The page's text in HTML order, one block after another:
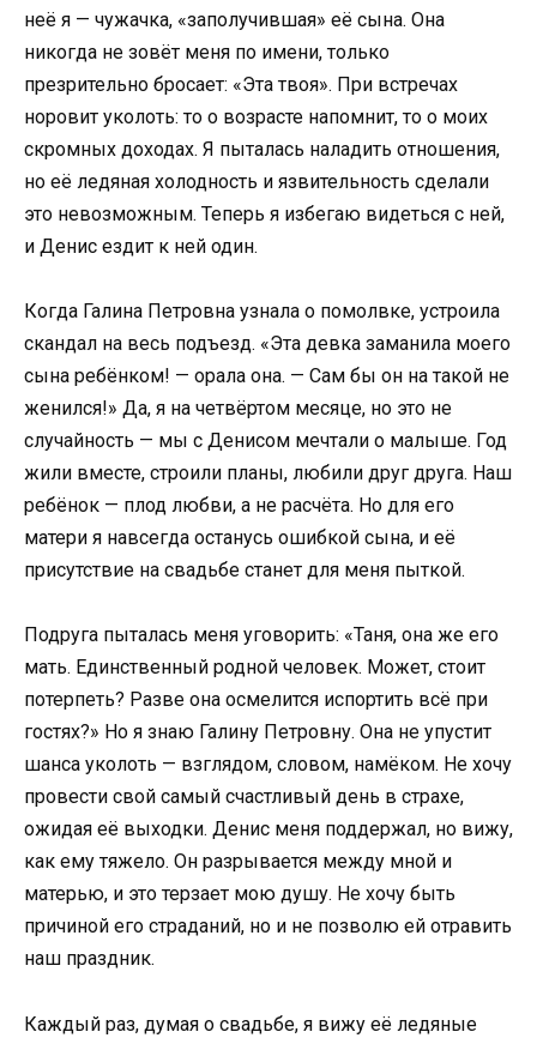
неё я — чужачка, «заполучившая» её сына. Она
никогда не зовёт меня по имени, только
презрительно бросает: «Эта твоя». При встречах
норовит уколоть: то о возрасте напомнит, то о моих
скромных доходах. Я пыталась наладить отношения,
но её ледяная холодность и язвительность сделали
это невозможным. Теперь я избегаю видеться с ней,
и Денис ездит к ней один.
Когда Галина Петровна узнала о помолвке, устроила
скандал на весь подъезд. «Эта девка заманила моего
сына ребёнком! — орала она. — Сам бы он на такой не
женился!» Да, я на четвёртом месяце, но это не
случайность — мы с Денисом мечтали о малыше. Год
жили вместе, строили планы, любили друг друга. Наш
ребёнок — плод любви, а не расчёта. Но для его
матери я навсегда останусь ошибкой сына, и её
присутствие на свадьбе станет для меня пыткой.
Подруга пыталась меня уговорить: «Таня, она же его
мать. Единственный родной человек. Может, стоит
потерпеть? Разве она осмелится испортить всё при
гостях?» Но я знаю Галину Петровну. Она не упустит
шанса уколоть — взглядом, словом, намёком. Не хочу
провести свой самый счастливый день в страхе,
ожидая её выходки. Денис меня поддержал, но вижу,
как ему тяжело. Он разрывается между мной и
матерью, и это терзает мою душу. Не хочу быть
причиной его страданий, но и не позволю ей отравить
наш праздник.
Каждый раз, думая о свадьбе, я вижу её ледяные